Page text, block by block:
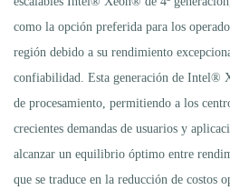
como la opción preferida para los
región debido a su rendimiento
confiabilidad. Esta generación de Intel®
de procesamiento, permitiendo a los
crecientes demandas de usuarios y
alcanzar un equilibrio óptimo entre
que se traduce en la reducción de costos